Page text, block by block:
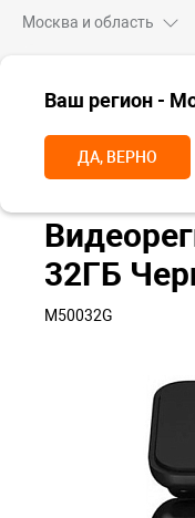
Москва и область
Ваш регион -
ДА, ВЕРНО
Главная Аксессуары
32ГБ
M50032G